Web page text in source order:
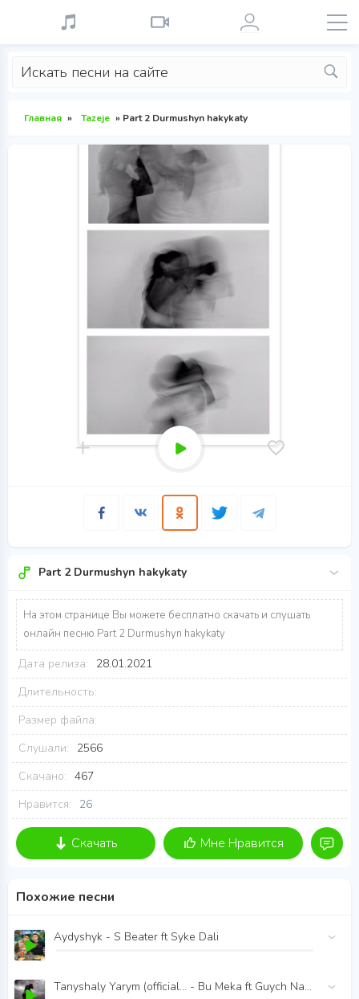
Главная » Tazeje » Part 2 Durmushyn hakykaty
Part 2 Durmushyn hakykaty
На этом странице Вы можете бесплатно скачать и слушать
онлайн песню Part 2 Durmushyn hakykaty
Дата релиза:
28.01.2021
Длительность:
Размер файла:
Слушали:
2566
Скачано: 467
Нравится:
26
Скачать Мне Нравится
Похожие песни
Aydyshyk - S Beater ft Syke Dali
Tanyshaly Yarym (official... - Bu Meka ft Guych Nazarow